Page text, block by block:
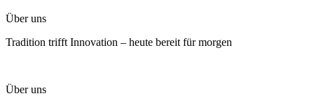
Über uns
Tradition trifft Innovation – heute bereit für morgen
Über uns